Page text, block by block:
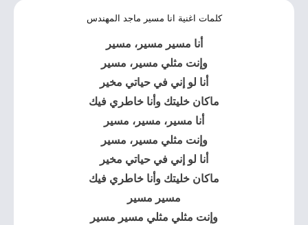
كلمات اغنية انا مسير ماجد المهندس
أنا مسير مسير، مسير
وإنت مثلي مسير، مسير
أنا لو إني في حياتي مخير
ماكان خليتك وأنا خاطري فيك
أنا مسير، مسير، مسير
وإنت مثلي مسير، مسير
أنا لو إني في حياتي مخير
ماكان خليتك وأنا خاطري فيك
مسير مسير
وإنت مثلي مثلي مسير مسير